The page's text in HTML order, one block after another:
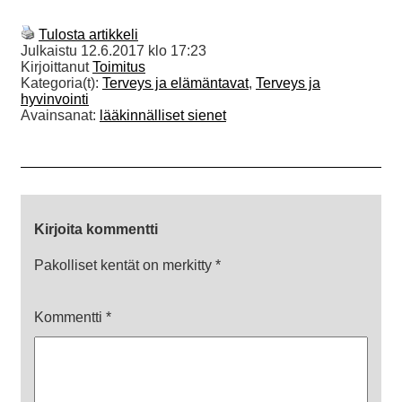
Tulosta artikkeli
Julkaistu 12.6.2017 klo 17:23
KirjoittanutToimitus
Kategoria(t): Terveys ja elämäntavat, Terveys ja
hyvinvointi
Avainsanat: lääkinnälliset sienet
Kirjoita kommentti
Pakolliset kentät on merkitty *
Kommentti *